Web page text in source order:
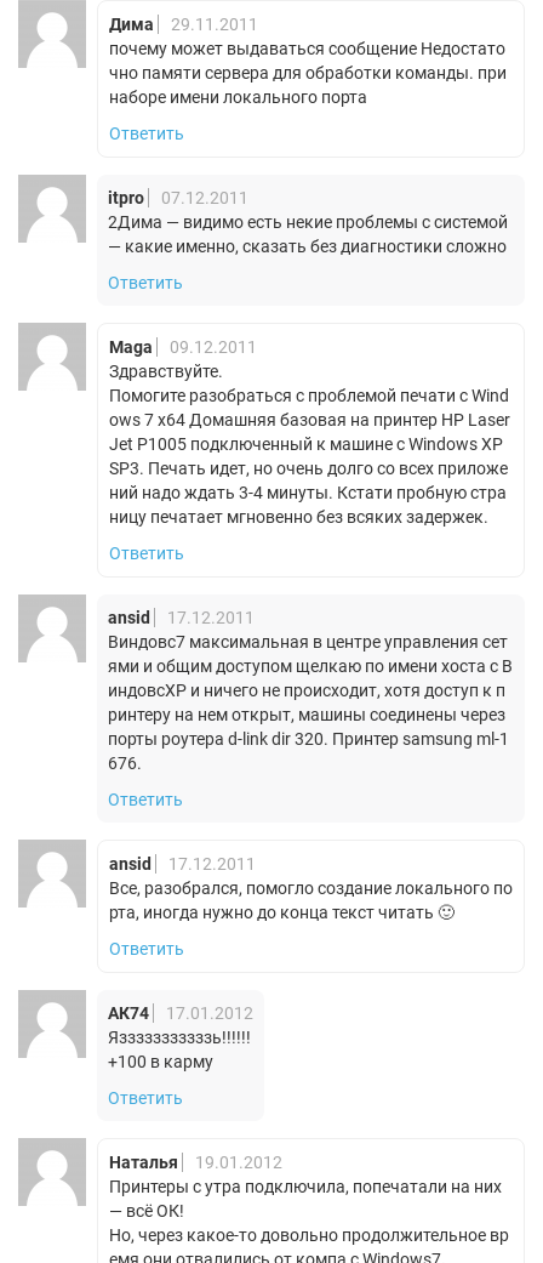
Дима
29.11.2011
почему может выдаваться сообщение Недостато
чно памяти сервера для обработки команды. при
наборе имени локального порта
Ответить
itpro
07.12.2011
2Дима — видимо есть некие проблемы с системой
— какие именно, сказать без диагностики сложно
Ответить
Maga
09.12.2011
Здравствуйте.
Помогите разобраться с проблемой печати с Wind
ows 7 x64 Домашняя базовая на принтер HP Laser
Jet P1005 подключенный к машине с Windows XP
SP3. Печать идет, но очень долго со всех приложе
ний надо ждать 3-4 минуты. Кстати пробную стра
ницу печатает мгновенно без всяких задержек.
Ответить
ansid
17.12.2011
Виндовс7 максимальная в центре управления сет
ями и общим доступом щелкаю по имени хоста с В
индовсХР и ничего не происходит, хотя доступ к п
ринтеру на нем открыт, машины соединены через
порты роутера d-link dir 320. Принтер samsung ml-1
676.
Ответить
ansid
17.12.2011
Все, разобрался, помогло создание локального по
рта, иногда нужно до конца текст читать 🙂
Ответить
АК74
17.01.2012
Язззззззззззь!!!!!!
+100 в карму
Ответить
Наталья
19.01.2012
Принтеры с утра подключила, попечатали на них
— всё ОК!
Но, через какое-то довольно продолжительное вр